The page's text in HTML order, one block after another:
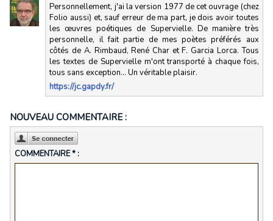
Personnellement, j'ai la version 1977 de cet ouvrage (chez
Folio aussi) et, sauf erreur de ma part, je dois avoir toutes
les œuvres poétiques de Supervielle. De manière très
personnelle, il fait partie de mes poètes préférés aux
côtés de A. Rimbaud, René Char et F. Garcia Lorca. Tous
les textes de Supervielle m'ont transporté à chaque fois,
tous sans exception... Un véritable plaisir.
https://jc.gapdy.fr/
NOUVEAU COMMENTAIRE :
COMMENTAIRE * :